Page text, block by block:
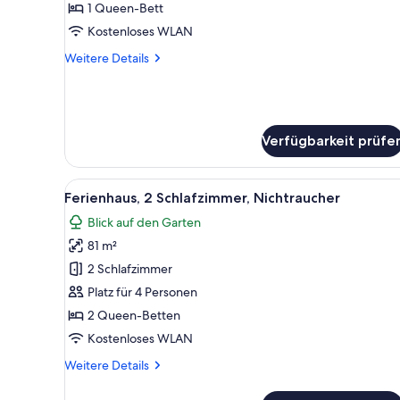
Schlafzimmer,
Nichtraucher
Bath)
1 Queen-Bett
Kostenloses WLAN
Weitere Details
Weitere
Nichtraucher
(Spa
Bath)
Verfügbarkeit
Alle
Fotos
für
Ferienhaus,
2 Schlafzimmer,
Nichtraucher
anzeigen
4
Ferienhaus, 2 Schlafzimmer, Nichtraucher
Blick auf den Garten
81 m²
2 Schlafzimmer
Platz für 4 Personen
2 Queen-Betten
Kostenloses WLAN
Weitere Details
Weitere